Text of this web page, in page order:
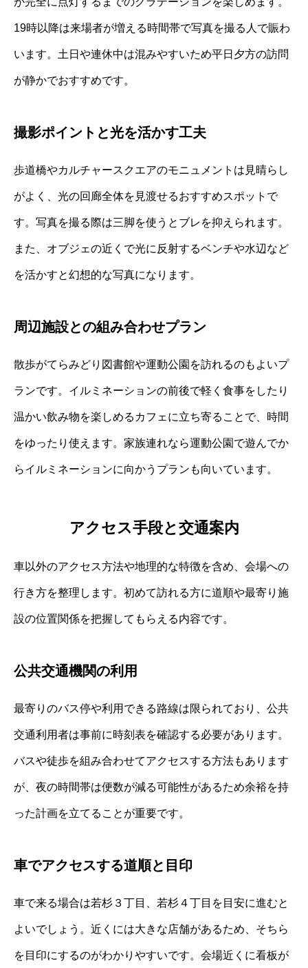
19時以降は来場者が増える時間帯で写真を撮る人で賑わ
います。土日や連休中は混みやすいため平日夕方の訪問
が静かでおすすめです。
撮影ポイントと光を活かす工夫
歩道橋やカルチャースクエアのモニュメントは見晴らし
がよく、光の回廊全体を見渡せるおすすめスポットで
す。写真を撮る際は三脚を使うとブレを抑えられます。
また、オブジェの近くで光に反射するベンチや水辺など
を活かすと幻想的な写真になります。
周辺施設との組み合わせプラン
散歩がてらみどり図書館や運動公園を訪れるのもよいプ
ランです。イルミネーションの前後で軽く食事をしたり
温かい飲み物を楽しめるカフェに立ち寄ることで、時間
をゆったり使えます。家族連れなら運動公園で遊んでか
らイルミネーションに向かうプランも向いています。
アクセス手段と交通案内
車以外のアクセス方法や地理的な特徴を含め、会場への
行き方を整理します。初めて訪れる方に道順や最寄り施
設の位置関係を把握してもらえる内容です。
公共交通機関の利用
最寄りのバス停や利用できる路線は限られており、公共
交通利用者は事前に時刻表を確認する必要があります。
バスや徒歩を組み合わせてアクセスする方法もあります
が、夜の時間帯は便数が減る可能性があるため余裕を持
った計画を立てることが重要です。
車でアクセスする道順と目印
車で来る場合は若杉３丁目、若杉４丁目を目安に進むと
よいでしょう。近くには大きな店舗があるため、そちら
を目印にするのがわかりやすいです。会場近くに看板が